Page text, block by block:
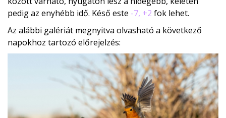
pedig az enyhébb idő. Késő este -7, +2 fok lehet.
Az alábbi galériát megnyitva olvasható a következő
napokhoz tartozó előrejelzés: